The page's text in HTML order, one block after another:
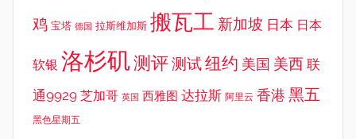
鸡 宝塔 德国 拉斯维加斯 搬瓦工 新加坡 日本 日本
软银 洛杉矶 测评测试纽约 美国 美西 联
通9929 芝加哥 英国 西雅图 达拉斯 阿里云 香港 黑五
黑色星期五